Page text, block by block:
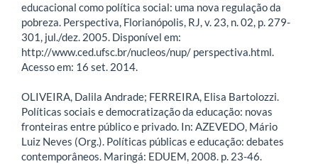
educacional como política social: uma nova regulação da
pobreza. Perspectiva, Florianópolis, RJ, v. 23, n. 02, p. 279-
301, jul./dez. 2005. Disponível em:
http://www.ced.ufsc.br/nucleos/nup/ perspectiva.html.
Acesso em: 16 set. 2014.
OLIVEIRA, Dalila Andrade; FERREIRA, Elisa Bartolozzi.
Políticas sociais e democratização da educação: novas
fronteiras entre público e privado. In: AZEVEDO, Mário
Luiz Neves (Org.). Políticas públicas e educação: debates
contemporâneos. Maringá: EDUEM, 2008. p. 23-46.